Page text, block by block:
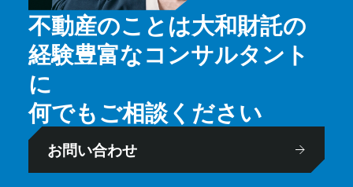
不動産のことは大和財託の
経験豊富なコンサルタント
に
何でもご相談ください
お問い合わせ